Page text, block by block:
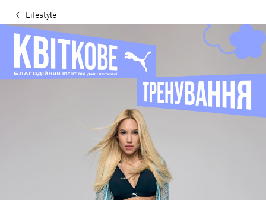
Lifestyle